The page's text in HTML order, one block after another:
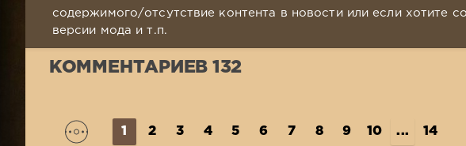
содержимого/отсутствие контента в новости или если хотите
версии мода и т.п.
КОММЕНТАРИЕВ 132
1 2 3 4 5 6 7 8 9 10 ... 14